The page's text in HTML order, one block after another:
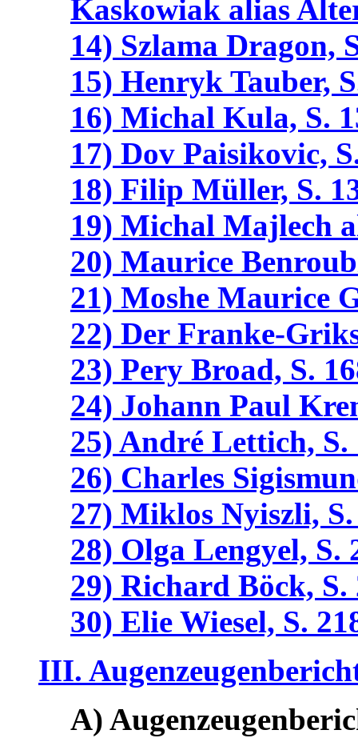
Kaskowiak alias
14) Szlama Dragon,
15) Henryk Tauber,
16) Michal Kula, S.
17) Dov Paisikovic,
18) Filip Müller, S.
19) Michal Majlech
20) Maurice
21) Moshe Maurice
22) Der Franke-
23) Pery Broad, S.
24) Johann Paul
25) André Lettich, S.
26) Charles
27) Miklos Nyiszli, S.
28) Olga Lengyel, S.
29) Richard Böck, S.
30) Elie Wiesel, S.
III.
A)